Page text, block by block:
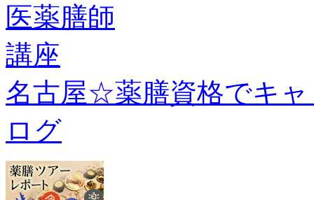
名古屋☆薬膳資格でキ
ログ